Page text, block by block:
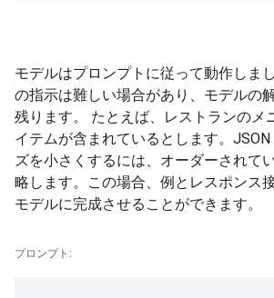
モデルはプロンプトに従って動作しま
の指示は難しい場合があり、モデルの
残ります。 たとえば、レストランのメ
イテムが含まれているとします。
ズを小さくするには、オーダーされて
略します。この場合、例とレスポンス
モデルに完成させることができます。
プロンプト: